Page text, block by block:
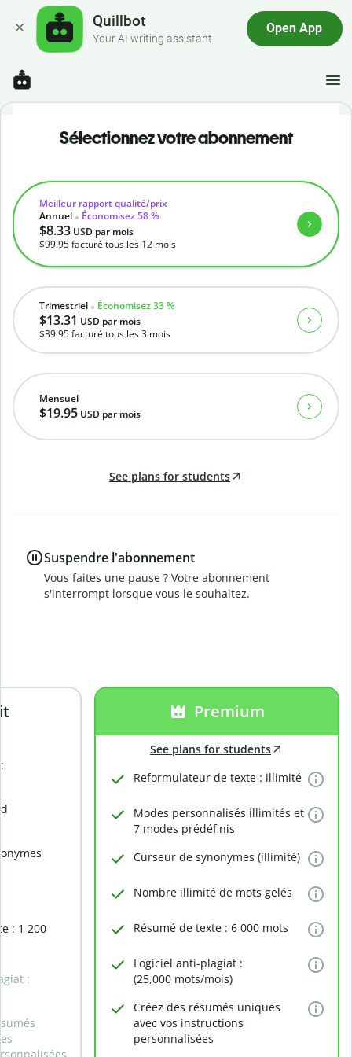
Quillbot
Your AI writing assistant
Open App
: 1 200
:
Premium
See plans for students
Reformulateur de texte : illimité
Modes personnalisés illimités et
7 modes prédéfinis
Curseur de synonymes (illimité)
Nombre illimité de mots gelés
Résumé de texte : 6 000 mots
Logiciel anti-plagiat :
(25,000 mots/mois)
Créez des résumés uniques
avec vos instructions
personnalisées
Sélectionnez votre abonnement
Mensuel
$19.95 USD par mois
Trimestriel Économisez 33 %
$13.31 USD par mois
$39.95facturé tous les 3 mois
Meilleur rapport qualité/prix
Annuel
Économisez 58 %
$8.33 USD par mois
$99.95facturé tous les 12 mois
See plans for students
Suspendre l'abonnement
Vous faites une pause ? Votre abonnement
s'interrompt lorsque vous le souhaitez.